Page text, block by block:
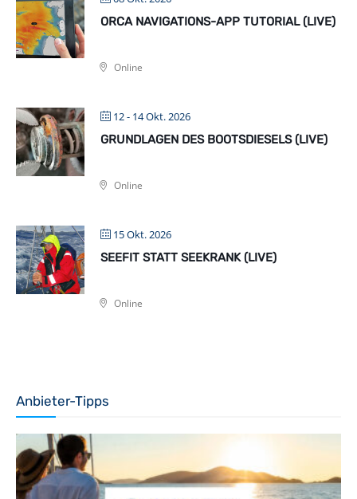
ORCA NAVIGATIONS-APP TUTORIAL (LIVE)
Online
12 - 14 Okt. 2026
GRUNDLAGEN DES BOOTSDIESELS (LIVE)
Online
15 Okt. 2026
SEEFIT STATT SEEKRANK (LIVE)
Online
Anbieter-Tipps